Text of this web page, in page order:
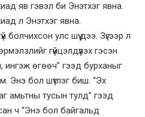
яв гэвэл би Энэтхэг явна.
л Энэтхэг явна.
болчихсон улс шүү дээ. Зүгээр л
гүйцэлдүүлэх гэсэн
ингэж өгөөч” гээд бурханыг
Энэ бол шүтлэг биш. “Эх
амьтны тусын тулд” гээд
ч “Энэ бол байгальд